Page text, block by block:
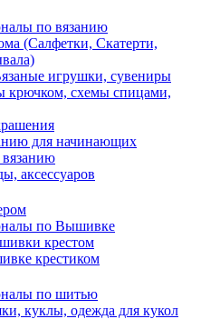
по вязанию
(Салфетки, Скатерти,
игрушки, сувениры
крючком, схемы спицами,
для начинающих
аксессуаров
по Вышивке
крестом
крестиком
по шитью
куклы, одежда для кукол